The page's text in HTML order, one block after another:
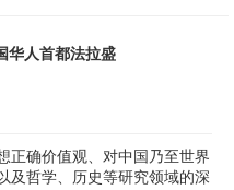
华人首都法拉盛
正确价值观、对中国乃至世界
及哲学、历史等研究领域的深